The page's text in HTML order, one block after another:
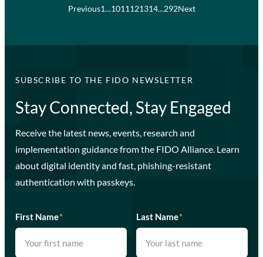
Previous1…1011121314…292Next
SUBSCRIBE TO THE FIDO NEWSLETTER
Stay Connected, Stay Engaged
Receive the latest news, events, research and
implementation guidance from the FIDO Alliance. Learn
about digital identity and fast, phishing-resistant
authentication with passkeys.
First Name* Last Name*